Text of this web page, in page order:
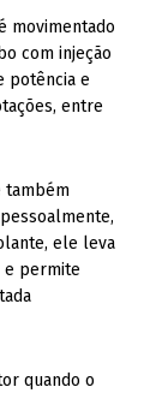
movimentado
com injeção
potência e
entre
também
ele leva
e permite
quando o